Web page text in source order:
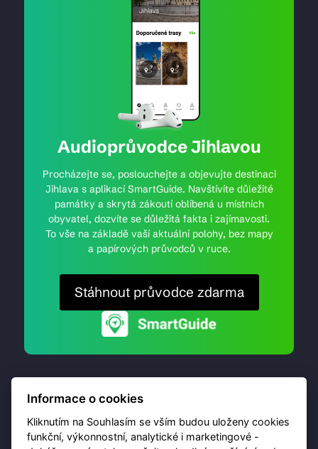
Audioprůvodce Jihlavou
Procházejte se, poslouchejte a objevujte destinaci
Jihlava s aplikací SmartGuide. Navštívíte důležité
památky a skrytá zákoutí oblíbená u místních
obyvatel, dozvíte se důležitá fakta i zajímavosti.
To vše na základě vaší aktuální polohy, bez mapy
a papírových průvodců v ruce.
Stáhnout průvodce zdarma
Informace o cookies
Kliknutím na Souhlasím se vším budou uloženy cookies
funkční, výkonnostní, analytické i marketingové -